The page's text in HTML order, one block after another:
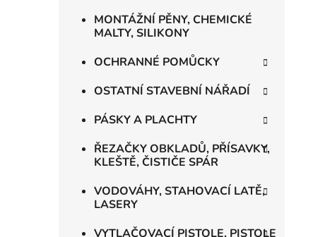
MONTÁŽNÍ PĚNY, CHEMICKÉ
MALTY, SILIKONY
OCHRANNÉ POMŮCKY
OSTATNÍ STAVEBNÍ NÁŘADÍ
PÁSKY A PLACHTY
ŘEZAČKY OBKLADŮ, PŘÍSAVKY,
KLEŠTĚ, ČISTIČE SPÁR
VODOVÁHY, STAHOVACÍ LATĚ,
LASERY
VYTLAČOVACÍ PISTOLE, PISTOLE